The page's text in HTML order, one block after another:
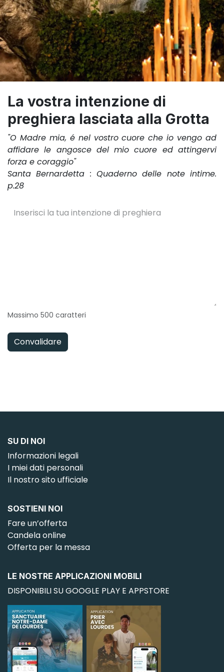
La vostra intenzione di
preghiera lasciata alla Grotta
"O Madre mia, é nel vostro cuore che io vengo ad
affidare le angosce del mio cuore ed attingervi
forza e coraggio"
Santa Bernardetta : Quaderno delle note intime.
p.28
Massimo 500 caratteri
Convalidare
SU DI NOI
Informazioni legali
I miei dati personali
Il nostro sito ufficiale
SOSTIENI NOI
Fare un’offerta
Candela online
Offerta per la messa
LE NOSTRE APPLICAZIONI MOBILI
DISPONIBILI SU GOOGLE PLAY E APPSTORE